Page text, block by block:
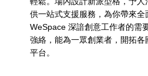
供一站式支援服務，為你帶來全
WeSpace 深諳創意工作者的需
強絡，能為一眾創業者，開拓
平台。